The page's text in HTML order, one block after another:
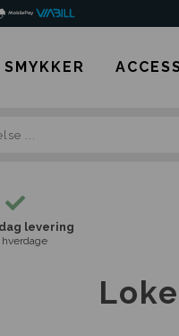
SMYKKER
levering
hverdage